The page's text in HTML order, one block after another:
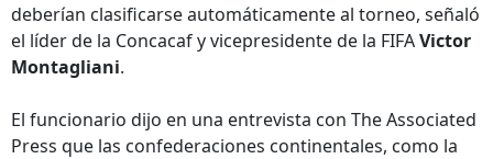
deberían clasificarse automáticamente al torneo, señaló
el líder de la Concacaf y vicepresidente de la FIFAVictor
Montagliani.
El funcionario dijo en una entrevista con The Associated
Press que las confederaciones continentales, como la